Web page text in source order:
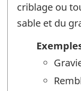
criblage ou
sable et du